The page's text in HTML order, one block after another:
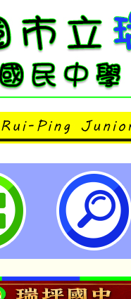
未來我作主
影片推播宣
坪國民中學